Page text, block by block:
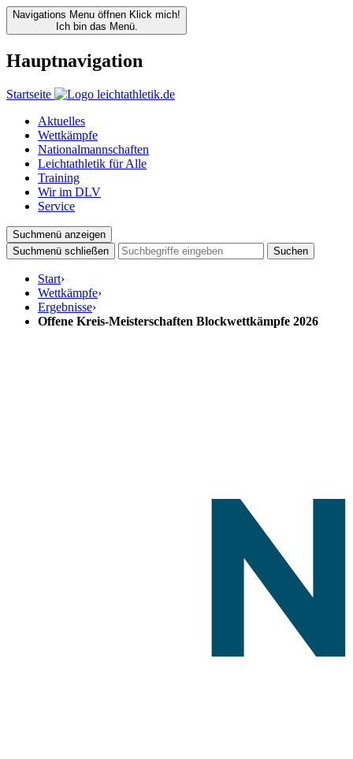
Navigations Menu öffnen Klick mich!
Ich bin das Menü.
Hauptnavigation
Startseite
Aktuelles
Wettkämpfe
Nationalmannschaften
Leichtathletik für Alle
Training
Wir im DLV
Service
Suchmenü anzeigen
Suchmenü schließen
Suchen
Start›
Wettkämpfe›
Ergebnisse›
Offene Kreis-Meisterschaften Blockwettkämpfe 2026